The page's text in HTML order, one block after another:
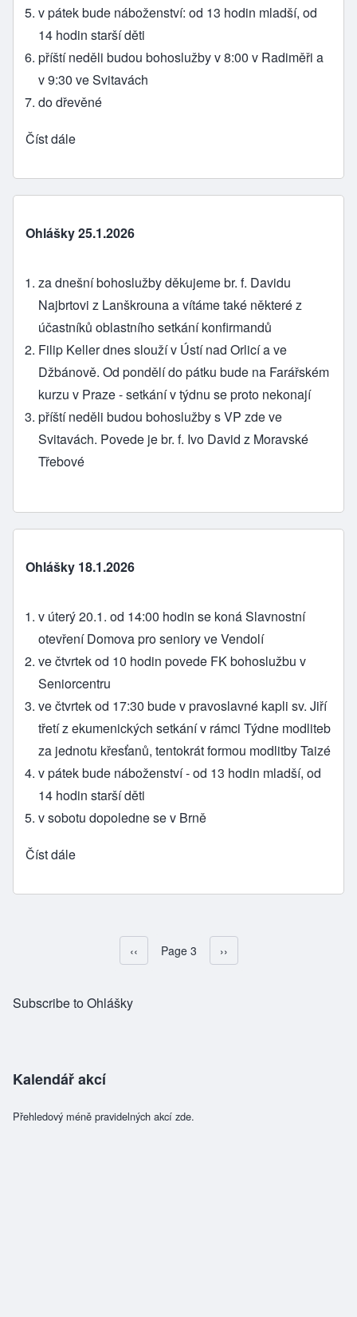
v pátek bude náboženství: od 13 hodin mladší, od
14 hodin starší děti
příští neděli budou bohoslužby v 8:00 v Radiměři a
v 9:30 ve Svitavách
do dřevěné
Číst dále
Ohlášky 25.1.2026
za dnešní bohoslužby děkujeme br. f. Davidu
Najbrtovi z Lanškrouna a vítáme také některé z
účastníků oblastního setkání konfirmandů
Filip Keller dnes slouží v Ústí nad Orlicí a ve
Džbánově. Od pondělí do pátku bude na Farářském
kurzu v Praze - setkání v týdnu se proto nekonají
příští neděli budou bohoslužby s VP zde ve
Svitavách. Povede je br. f. Ivo David z Moravské
Třebové
Ohlášky 18.1.2026
v úterý 20.1. od 14:00 hodin se koná Slavnostní
otevření Domova pro seniory ve Vendolí
ve čtvrtek od 10 hodin povede FK bohoslužbu v
Seniorcentru
ve čtvrtek od 17:30 bude v pravoslavné kapli sv. Jiří
třetí z ekumenických setkání v rámci Týdne modliteb
za jednotu křesťanů, tentokrát formou modlitby Taizé
v pátek bude náboženství - od 13 hodin mladší, od
14 hodin starší děti
v sobotu dopoledne se v Brně
Číst dále
Pagination
Předchozí stránka
‹‹ Page 3 Následující stránka
››
Subscribe to Ohlášky
Kalendář akcí
Přehledový méně pravidelných akcí zde.